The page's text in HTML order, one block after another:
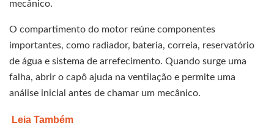
mecânico.
O compartimento do motor reúne componentes
importantes, como radiador, bateria, correia, reservatório
de água e sistema de arrefecimento. Quando surge uma
falha, abrir o capô ajuda na ventilação e permite uma
análise inicial antes de chamar um mecânico.
Leia Também